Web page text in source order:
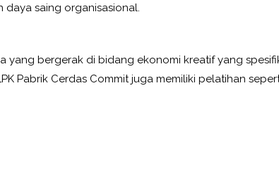
saing organisasional.
yang bergerak di bidang ekonomi kreatif yang
Pabrik Cerdas Commit juga memiliki pelatihan